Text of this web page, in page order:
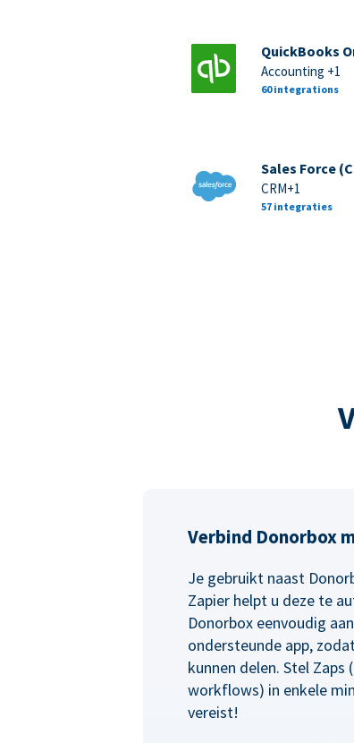
QuickBooks
Accounting +1
60 integrations
Sales Force
CRM+1
57 integraties
Verbind Donorbox
Je gebruikt naast
Zapier helpt u deze te
Donorbox eenvoudig
ondersteunde app,
kunnen delen. Stel
workflows) in enkele
vereist!